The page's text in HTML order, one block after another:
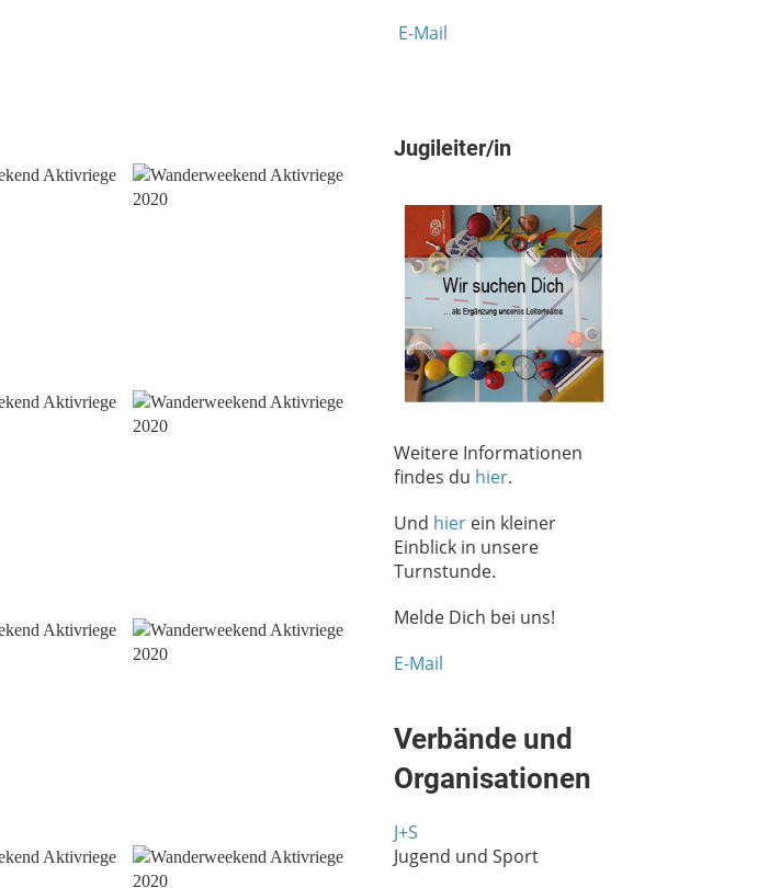
E-Mail
Jugileiter/in
Weitere Informationen
findes du hier.
Und hier ein kleiner
Einblick in unsere
Turnstunde.
Melde Dich bei uns!
E-Mail
Verbände und
Organisationen
J+S
Jugend und Sport